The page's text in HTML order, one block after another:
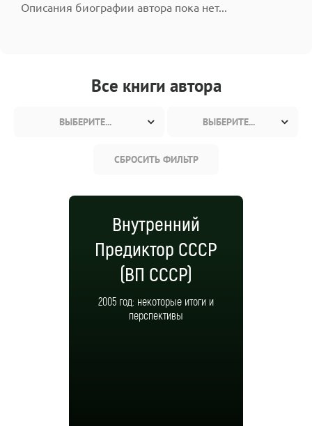
Описания биографии автора пока нет...
Все книги автора
ВЫБЕРИТЕ... ВЫБЕРИТЕ...
СБРОСИТЬ ФИЛЬТР
Внутренний
Предиктор СССР
(ВП СССР)
2005 год: некоторые итоги и
перспективы